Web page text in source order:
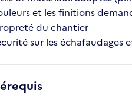
et les finitions
du chantier
sur les échafaudages